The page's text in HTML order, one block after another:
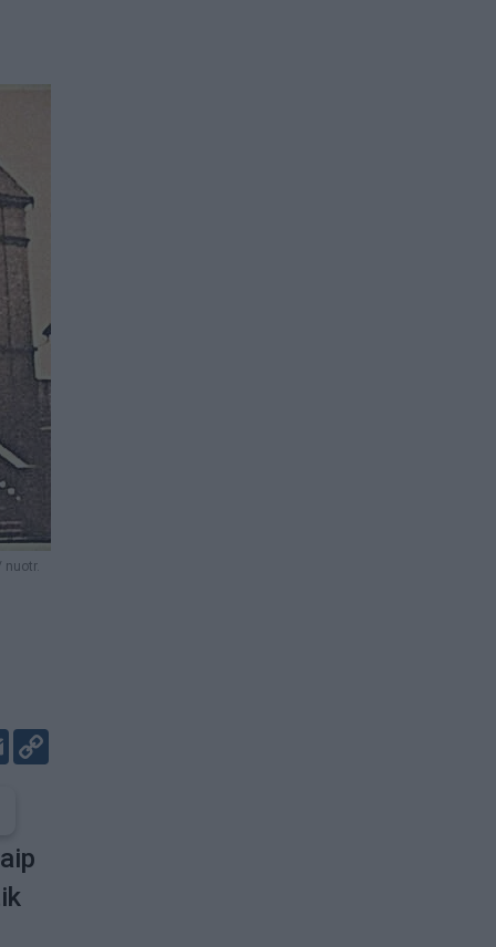
Email